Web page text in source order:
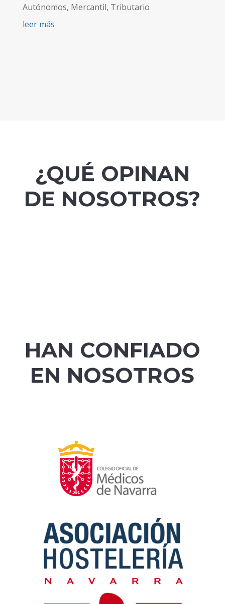
Autónomos, Mercantil, Tributario
leer más
¿QUÉ OPINAN
DE NOSOTROS?
HAN CONFIADO
EN NOSOTROS